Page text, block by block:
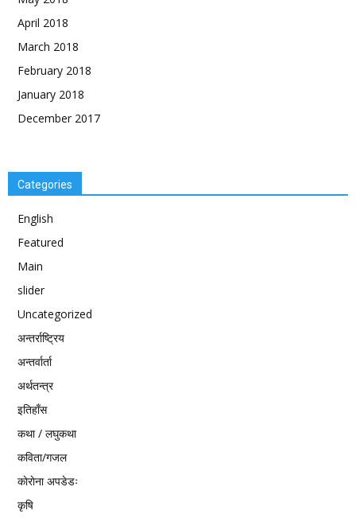
April 2018
March 2018
February 2018
January 2018
December 2017
Categories
English
Featured
Main
slider
Uncategorized
अन्तर्राष्ट्रिय
अन्तर्वार्ता
अर्थतन्त्र
इतिहाँस
कथा / लघुकथा
कविता/गजल
काेराेना अपडेडः
कृषि